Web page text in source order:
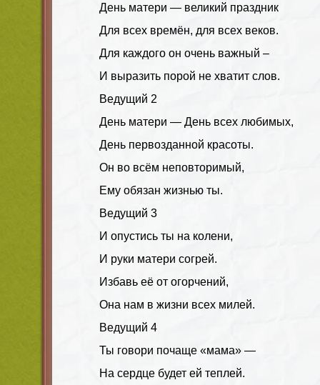
День матери — великий праздник
Для всех времён, для всех веков.
Для каждого он очень важный –
И выразить порой не хватит слов.
Ведущий 2
День матери — День всех любимых,
День первозданной красоты.
Он во всём неповторимый,
Ему обязан жизнью ты.
Ведущий 3
И опустись ты на колени,
И руки матери согрей.
Избавь её от огорчений,
Она нам в жизни всех милей.
Ведущий 4
Ты говори почаще «мама» —
На сердце будет ей теплей.